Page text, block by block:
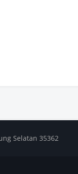
Selatan 35362